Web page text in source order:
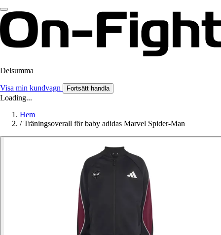
Delsumma
Visa min kundvagn Fortsätt handla
Loading...
Hem
/ Träningsoverall för baby adidas Marvel Spider-Man